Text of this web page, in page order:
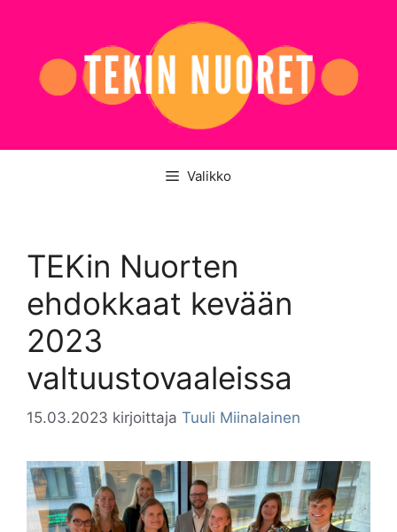
Valikko
TEKin Nuorten
ehdokkaat kevään
2023
valtuustovaaleissa
15.03.2023 kirjoittaja Tuuli Miinalainen